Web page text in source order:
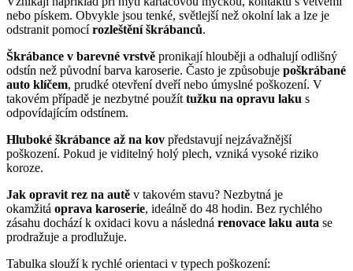
nebo pískem. Obvykle jsou tenké, světlejší než okolní lak a lze je
odstranit pomocírozleštění škrábanců.
Škrábance v barevné vrstvě pronikají hlouběji a odhalují odlišný
odstín než původní barva karoserie. Často je způsobuje poškrábané
auto klíčem, prudké otevření dveří nebo úmyslné poškození. V
takovém případě je nezbytné použít tužku na opravu laku s
odpovídajícím odstínem.
Hluboké škrábance až na kov představují nejzávažnější
poškození. Pokud je viditelný holý plech, vzniká vysoké riziko
koroze.
Jak opravit rez na autě v takovém stavu? Nezbytná je
okamžitá oprava karoserie, ideálně do 48 hodin. Bez rychlého
zásahu dochází k oxidaci kovu a následná renovace laku auta se
prodražuje a prodlužuje.
Tabulka slouží k rychlé orientaci v typech poškození: